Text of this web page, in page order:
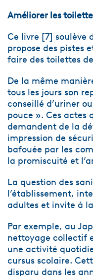
Améliorer les
Ce livre [7] soulève
propose des pistes
faire des toilettes
De la même
tous les jours son
conseillé d’uriner
pouce ». Ces actes
demandent de la
impression de
bafouée par les
la promiscuité et
La question des
l’établissement,
adultes et invite à
Par exemple, au
nettoyage collectif
une activité
cursus scolaire.
disparu dans les